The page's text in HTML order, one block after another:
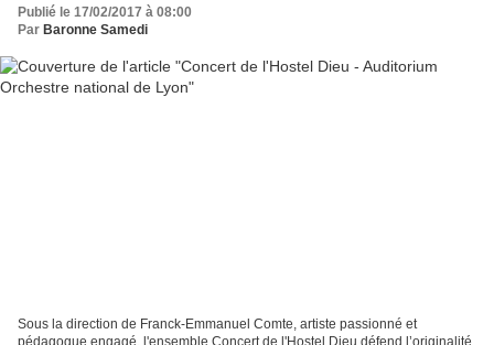
Publié le 17/02/2017 à 08:00
Par Baronne Samedi
Sous la direction de Franck-Emmanuel Comte, artiste passionné et
pédagogue engagé, l'ensemble Concert de l'Hostel Dieu défend l’originalité